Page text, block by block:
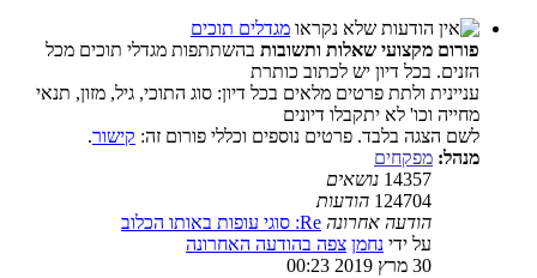
מגדלים תוכים
פורום מקצועי שאלות ותשובות בהשתתפות מגדלי תוכים מכל
הזנים. בכל דיון יש לכתוב כותרת
עניינית ולתת פרטים מלאים בכל דיון: סוג התוכי, גיל, מזון, תנאי
מחייה וכו' לא יתקבלו דיונים
לשם הצגה בלבד. פרטים נוספים וכללי פורום זה: קישור.
מנהל: מפקחים
14357 נושאים
124704 הודעות
הודעה אחרונה Re: סוגי עופות באותו הכלוב
על ידי נחמן צפה בהודעה האחרונה
30 מרץ 2019 00:23